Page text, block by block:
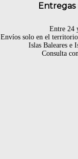
Entregas
Entre 24
Envíos solo en el
Islas Baleares e
Consulta